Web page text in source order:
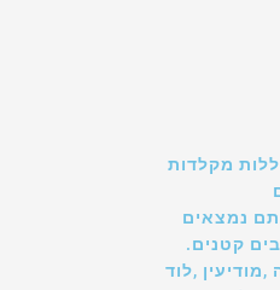
מקלדות
נמצאים
קטנים.
,לוד